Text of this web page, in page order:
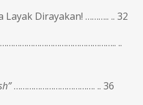
Layak Dirayakan! ……….. .. 32
..
………………………………. .. 36